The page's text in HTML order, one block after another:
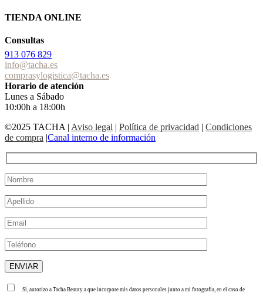
TIENDA ONLINE
Consultas
913 076 829
info@tacha.es
comprasylogistica@tacha.es
Horario de atención
Lunes a Sábado
10:00h a 18:00h
©2025 TACHA | Aviso legal | Política de privacidad | Condiciones
de compra |Canal interno de información
Sí, autorizo a Tacha Beauty a que incorpore mis datos personales junto a mi fotografía, en el caso de